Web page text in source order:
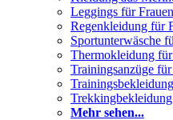
Leggings für Frauen
Regenkleidung für
Sportunterwäsche
Thermokleidung für
Trainingsanzüge
Mehr sehen...